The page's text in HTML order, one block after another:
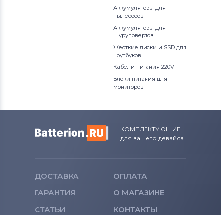
Аккумуляторы для
пылесосов
Аккумуляторы для
шуруповертов
Жесткие диски и SSD для
ноутбуков
Кабели питания 220V
Блоки питания для
мониторов
КОМПЛЕКТУЮЩИЕ
для вашего девайса
ДОСТАВКА
ОПЛАТА
ГАРАНТИЯ
О МАГАЗИНЕ
СТАТЬИ
КОНТАКТЫ